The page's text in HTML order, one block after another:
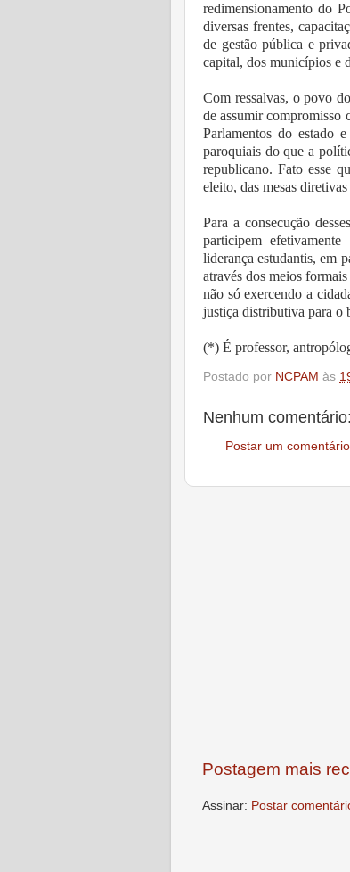
redimensionamento do
diversas frentes,
de gestão pública e
capital, dos municípios e
Com ressalvas, o povo
de assumir compromisso
Parlamentos do estado
paroquiais do que a
republicano. Fato esse
eleito, das mesas
Para a consecução
participem
liderança estudantis, em
através dos meios
não só exercendo a
justiça distributiva para o
(*) É professor,
Postado por NCPAM às
Nenhum comentário:
Postar um comentário
Postagem mais
Assinar: Postar